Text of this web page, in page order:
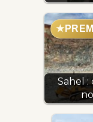
★
Sahel